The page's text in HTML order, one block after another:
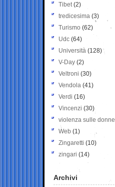
Tibet(2)
tredicesima (3)
Turismo (62)
Udc (64)
Università (128)
V-Day (2)
Veltroni (30)
Vendola (41)
Verdi (16)
Vincenzi (30)
violenza sulle donne
Web (1)
Zingaretti (10)
zingari (14)
Archivi